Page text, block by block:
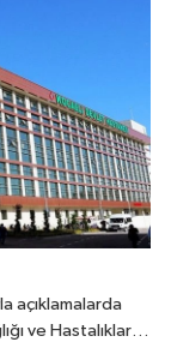
açıklamalarda
ve Hastalıkları